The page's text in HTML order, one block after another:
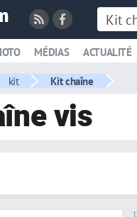
MÉDIAS ACTUALITÉ
kit Kit chaîne
vis